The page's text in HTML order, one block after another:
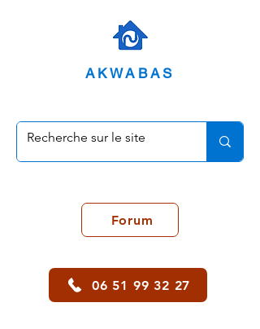
AKWABAS
Forum
06 51 99 32 27